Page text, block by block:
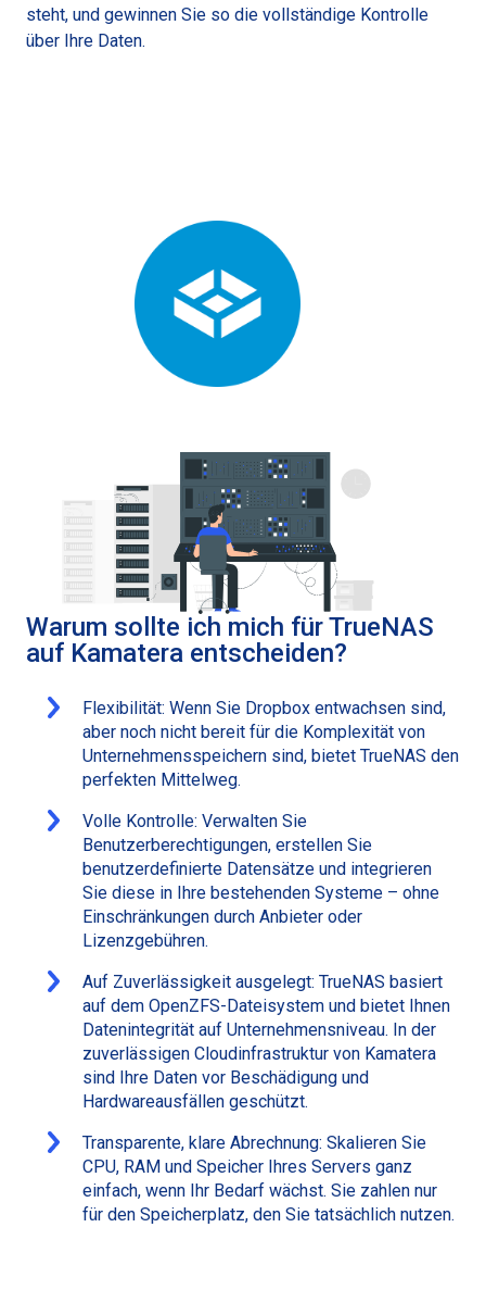
steht, und gewinnen Sie so die vollständige Kontrolle
über Ihre Daten.
Warum sollte ich mich für TrueNAS
auf Kamatera entscheiden?
Flexibilität: Wenn Sie Dropbox entwachsen sind,
aber noch nicht bereit für die Komplexität von
Unternehmensspeichern sind, bietet TrueNAS den
perfekten Mittelweg.
Volle Kontrolle: Verwalten Sie
Benutzerberechtigungen, erstellen Sie
benutzerdefinierte Datensätze und integrieren
Sie diese in Ihre bestehenden Systeme – ohne
Einschränkungen durch Anbieter oder
Lizenzgebühren.
Auf Zuverlässigkeit ausgelegt: TrueNAS basiert
auf dem OpenZFS-Dateisystem und bietet Ihnen
Datenintegrität auf Unternehmensniveau. In der
zuverlässigen Cloudinfrastruktur von Kamatera
sind Ihre Daten vor Beschädigung und
Hardwareausfällen geschützt.
Transparente, klare Abrechnung: Skalieren Sie
CPU, RAM und Speicher Ihres Servers ganz
einfach, wenn Ihr Bedarf wächst. Sie zahlen nur
für den Speicherplatz, den Sie tatsächlich nutzen.